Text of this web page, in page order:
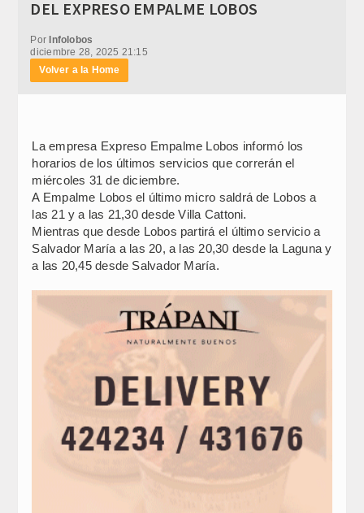
DEL EXPRESO EMPALME LOBOS
PorInfolobos
diciembre 28, 2025 21:15
Volver a la Home
La empresa Expreso Empalme Lobos informó los
horarios de los últimos servicios que correrán el
miércoles 31 de diciembre.
A Empalme Lobos el último micro saldrá de Lobos a
las 21 y a las 21,30 desde Villa Cattoni.
Mientras que desde Lobos partirá el último servicio a
Salvador María a las 20, a las 20,30 desde la Laguna y
a las 20,45 desde Salvador María.